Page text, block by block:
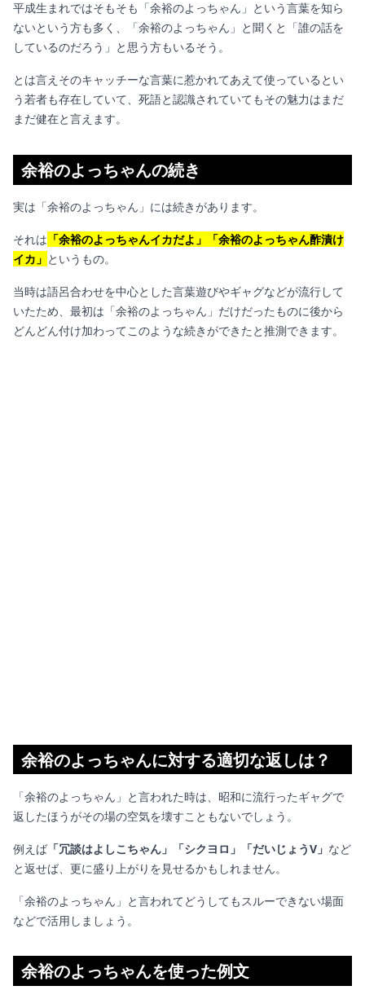
平成生まれではそもそも「余裕のよっちゃん」という言葉を知ら
ないという方も多く、「余裕のよっちゃん」と聞くと「誰の話を
しているのだろう」と思う方もいるそう。
とは言えそのキャッチーな言葉に惹かれてあえて使っているとい
う若者も存在していて、死語と認識されていてもその魅力はまだ
まだ健在と言えます。
余裕のよっちゃんの続き
実は「余裕のよっちゃん」には続きがあります。
それは 「余裕のよっちゃんイカだよ」「余裕のよっちゃん酢漬け
イカ」 というもの。
当時は語呂合わせを中心とした言葉遊びやギャグなどが流行して
いたため、最初は「余裕のよっちゃん」だけだったものに後から
どんどん付け加わってこのような続きができたと推測できます。
余裕のよっちゃんに対する適切な返しは？
「余裕のよっちゃん」と言われた時は、昭和に流行ったギャグで
返したほうがその場の空気を壊すこともないでしょう。
例えば 「冗談はよしこちゃん」「シクヨロ」「だいじょうV」 など
と返せば、更に盛り上がりを見せるかもしれません。
「余裕のよっちゃん」と言われてどうしてもスルーできない場面
などで活用しましょう。
余裕のよっちゃんを使った例文